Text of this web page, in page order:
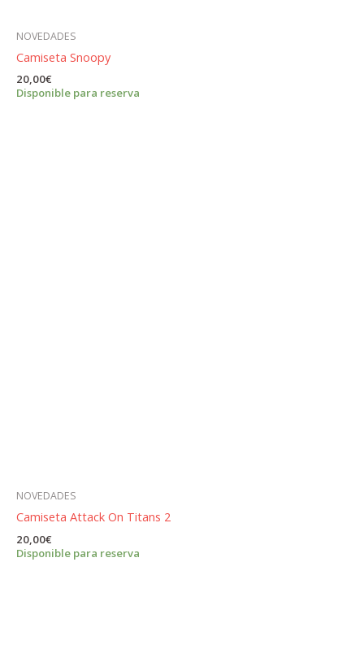
NOVEDADES
Camiseta Snoopy
20,00€
Disponible para reserva
NOVEDADES
Camiseta Attack On Titans 2
20,00€
Disponible para reserva